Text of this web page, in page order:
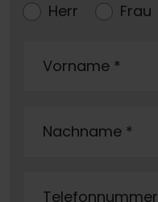
Herr Frau
Vorname *
Nachname *
Telefonnummer